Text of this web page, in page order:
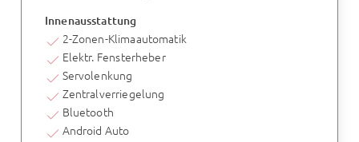
Innenausstattung
2-Zonen-Klimaautomatik
Elektr. Fensterheber
Servolenkung
Zentralverriegelung
Bluetooth
Android Auto